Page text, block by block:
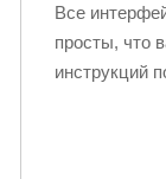
Все
просты, что
инструкций